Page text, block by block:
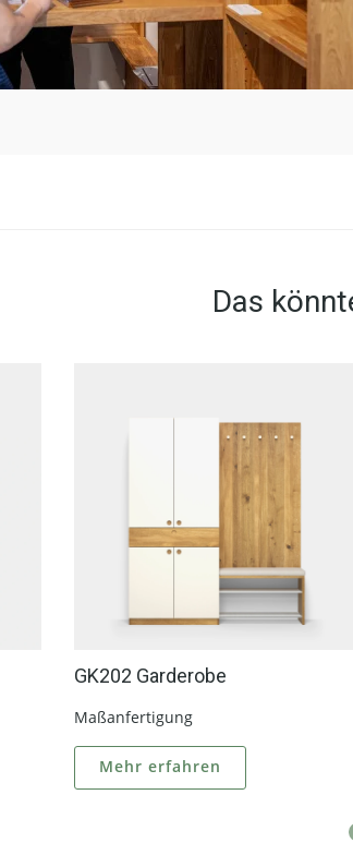
Das
GK202 Garderobe
Maßanfertigung
Mehr erfahren